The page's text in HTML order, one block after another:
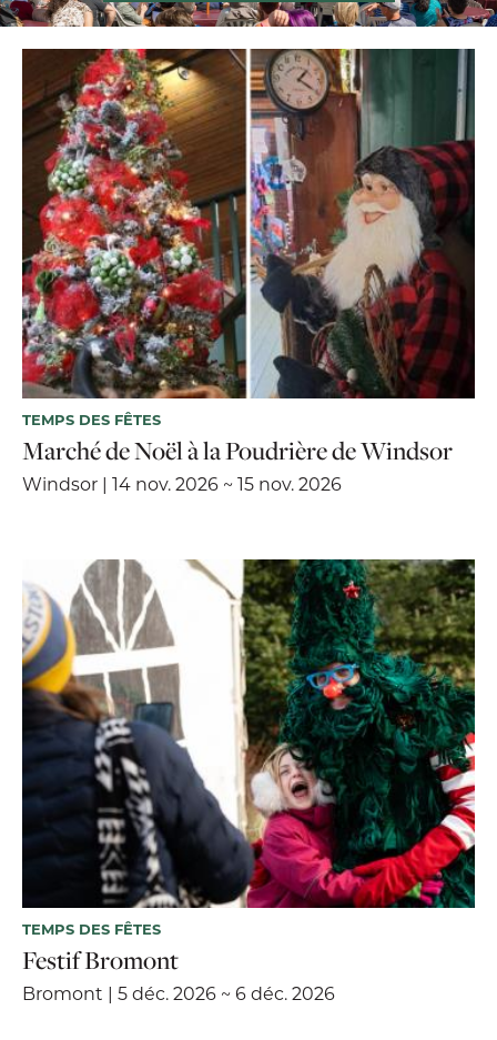
TEMPS DES FÊTES
Marché de Noël à la Poudrière de Windsor
Windsor | 14 nov. 2026 ~ 15 nov. 2026
TEMPS DES FÊTES
Festif Bromont
Bromont | 5 déc. 2026 ~ 6 déc. 2026